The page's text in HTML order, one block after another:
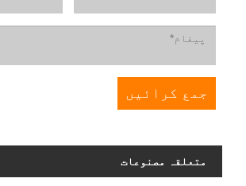
متعلقہ مصنوعات